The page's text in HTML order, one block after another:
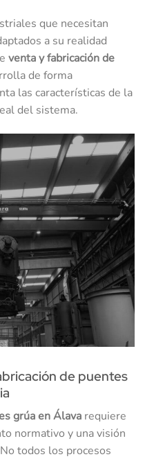
que necesitan
a su realidad
venta y fabricación de
de forma
las características de la
del sistema.
de puentes
grúa en Álava requiere
normativo y una visión
todos los procesos